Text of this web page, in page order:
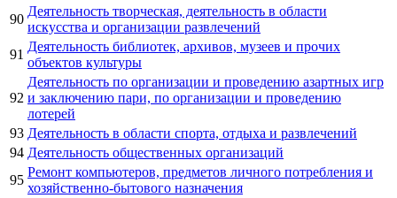
90
Деятельность творческая, деятельность в области
искусства и организации развлечений
91
Деятельность библиотек, архивов, музеев и прочих
объектов культуры
92
Деятельность по организации и проведению азартных игр
и заключению пари, по организации и проведению
лотерей
93 Деятельность в области спорта, отдыха и развлечений
94 Деятельность общественных организаций
95
Ремонт компьютеров, предметов личного потребления и
хозяйственно-бытового назначения